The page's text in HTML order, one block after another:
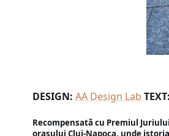
DESIGN: AA Design Lab TEXT:
Recompensată cu Premiul
orașului Cluj-Napoca, unde